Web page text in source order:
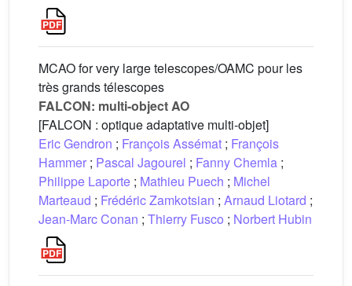
MCAO for very large telescopes/OAMC pour les
très grands télescopes
FALCON: multi-object AO
[FALCON : optique adaptative multi-objet]
Eric Gendron ; François Assémat ; François
Hammer ; Pascal Jagourel ; Fanny Chemla ;
Philippe Laporte ; Mathieu Puech ; Michel
Marteaud ; Frédéric Zamkotsian ; Arnaud Liotard ;
Jean-Marc Conan ; Thierry Fusco ; Norbert Hubin